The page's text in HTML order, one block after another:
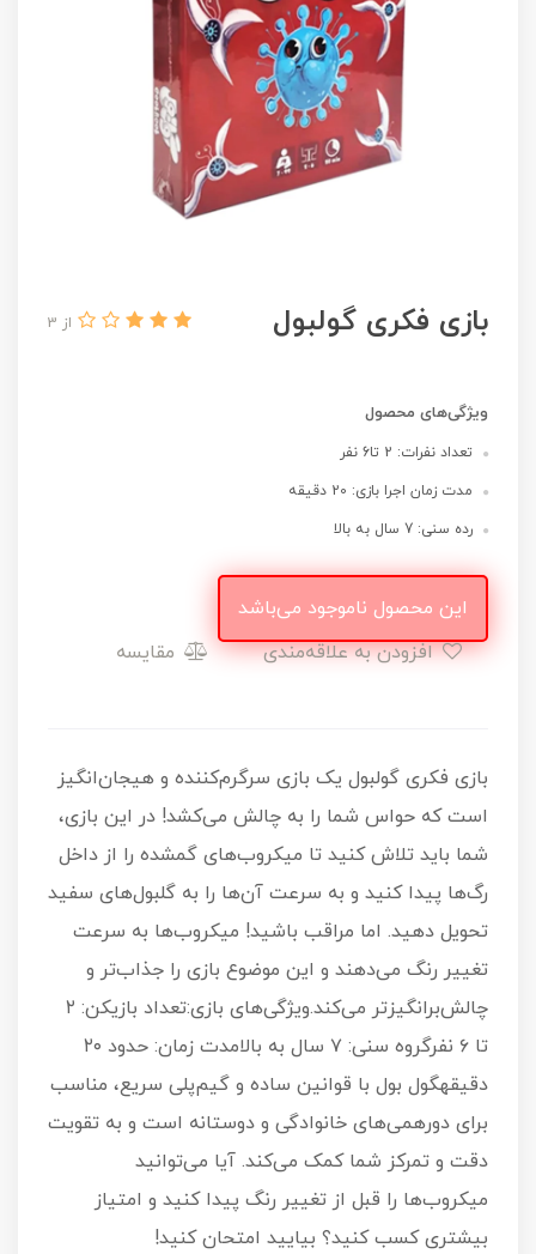
بازی فکری گولبول از 3
ویژگی‌های محصول
تعداد نفرات: 2 تا6 نفر
مدت زمان اجرا بازی: 20 دقیقه
رده سنی: 7 سال به بالا
این محصول ناموجود می‌باشد
افزودن به علاقه‌مندی
مقایسه
بازی فکری گولبول یک بازی سرگرم‌کننده و هیجان‌انگیز
است که حواس شما را به چالش می‌کشد! در این بازی،
شما باید تلاش کنید تا میکروب‌های گمشده را از داخل
رگ‌ها پیدا کنید و به سرعت آن‌ها را به گلبول‌های سفید
تحویل دهید. اما مراقب باشید! میکروب‌ها به سرعت
تغییر رنگ می‌دهند و این موضوع بازی را جذاب‌تر و
چالش‌برانگیزتر می‌کند.ویژگی‌های بازی:تعداد بازیکن: ۲
تا ۶ نفرگروه سنی: ۷ سال به بالامدت زمان: حدود ۲۰
دقیقهگول بول با قوانین ساده و گیم‌پلی سریع، مناسب
برای دورهمی‌های خانوادگی و دوستانه است و به تقویت
دقت و تمرکز شما کمک می‌کند. آیا می‌توانید
میکروب‌ها را قبل از تغییر رنگ پیدا کنید و امتیاز
بیشتری کسب کنید؟ بیایید امتحان کنید!